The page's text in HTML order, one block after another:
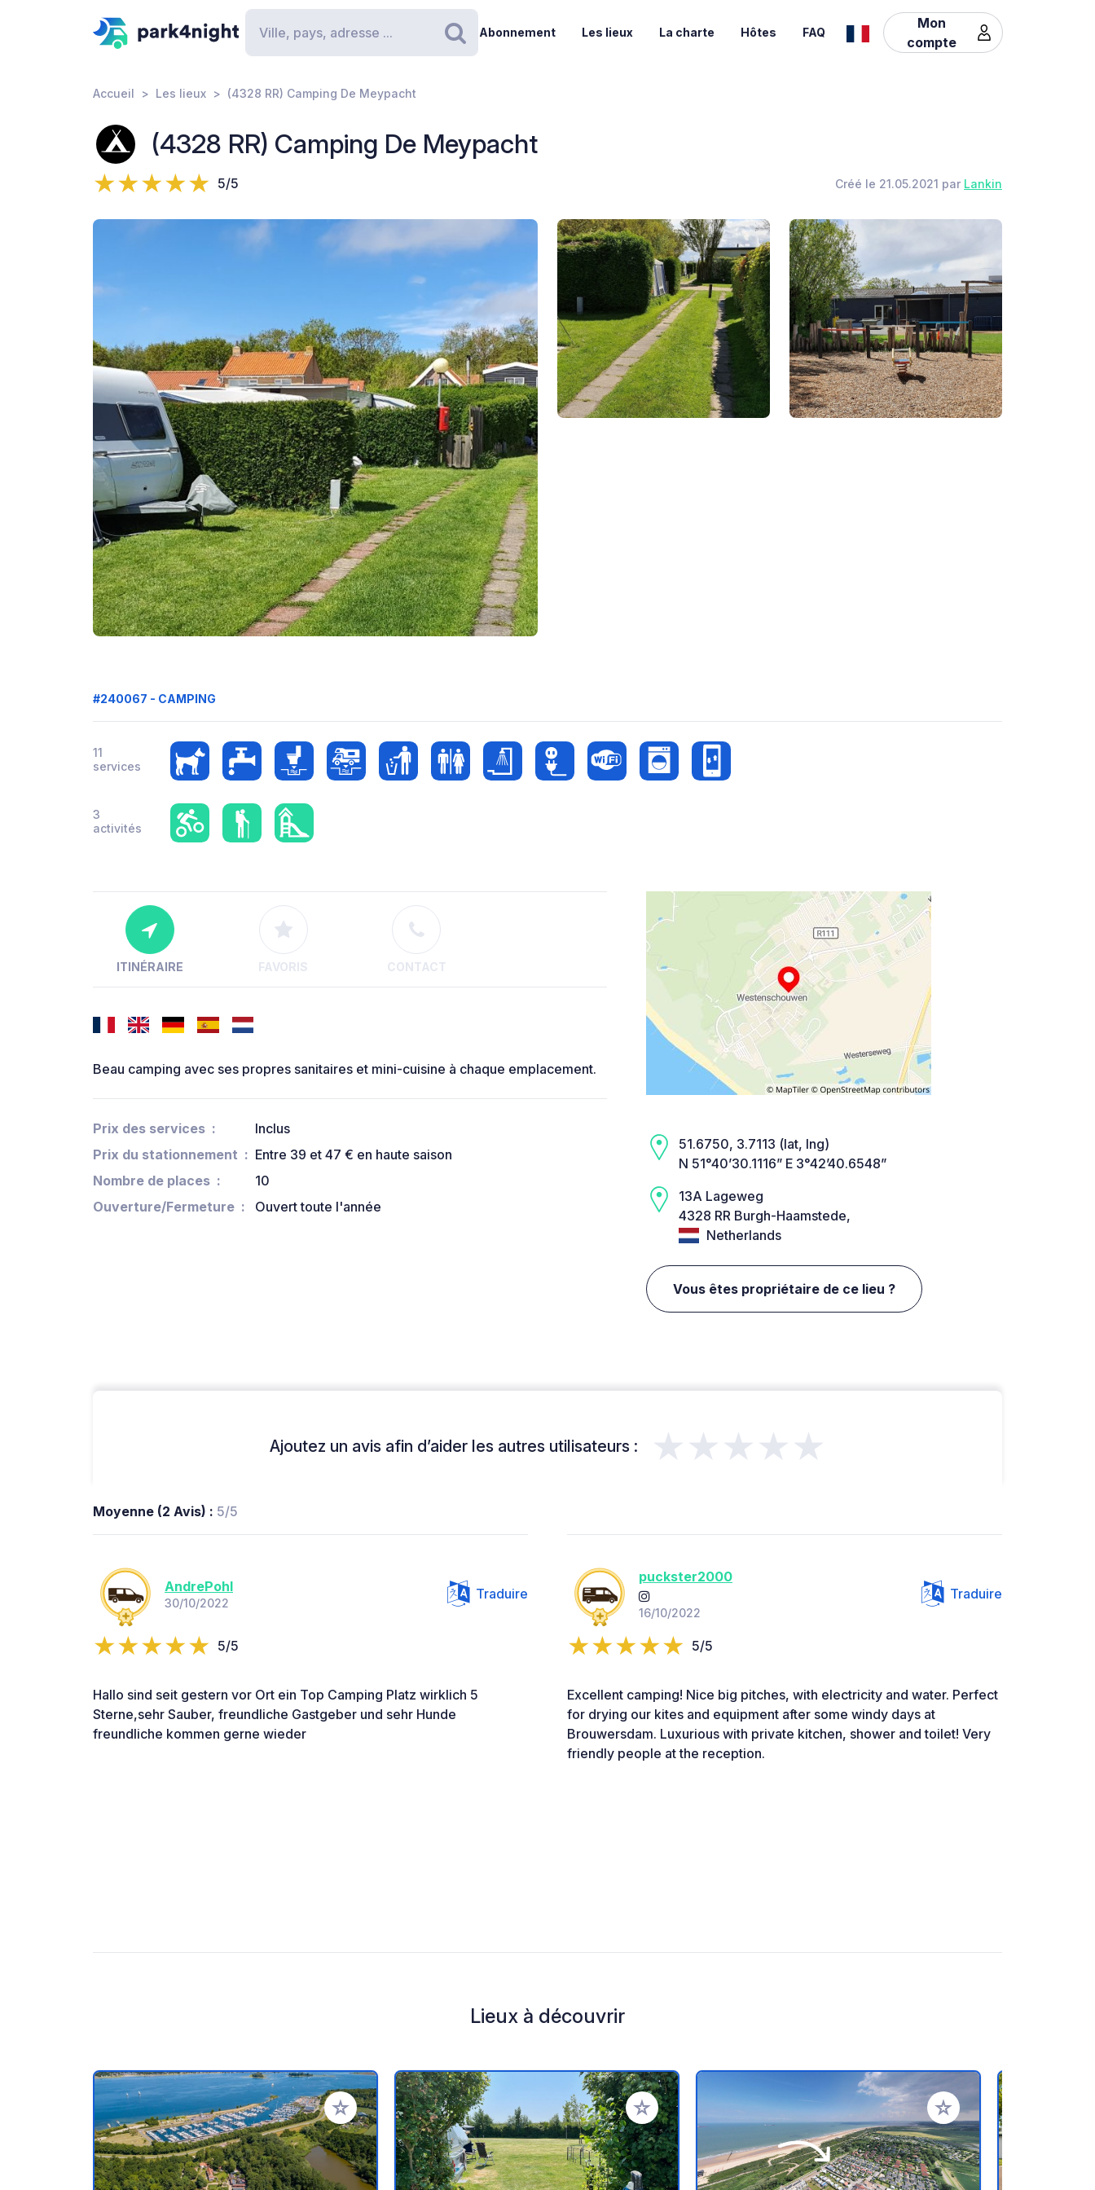
Rechercher
Abonnement Les lieux La charte Hôtes FAQ
Mon
compte
Accueil Les lieux (4328 RR) Camping De Meypacht
(4328 RR) Camping De Meypacht
5/5 Créé le 21.05.2021 par Lankin
#240067 - CAMPING
11
services
3
activités
ITINÉRAIRE FAVORIS CONTACT
Beau camping avec ses propres sanitaires et mini-cuisine à chaque emplacement.
Prix des services
Inclus
Prix du stationnement
Entre 39 et 47 € en haute saison
Nombre de places
10
Ouverture/Fermeture
Ouvert toute l'année
51.6750, 3.7113 (lat, lng)
N 51°40’30.1116” E 3°42’40.6548”
13A Lageweg
4328 RR Burgh-Haamstede,
Netherlands
Vous êtes propriétaire de ce lieu ?
Ajoutez un avis afin d’aider les autres utilisateurs : ★★★★★
Moyenne (2 Avis) : 5/5
AndrePohl
30/10/2022
Traduire
5/5
Hallo sind seit gestern vor Ort ein Top Camping Platz wirklich 5
Sterne,sehr Sauber, freundliche Gastgeber und sehr Hunde
freundliche kommen gerne wieder
puckster2000
16/10/2022
Traduire
5/5
Excellent camping! Nice big pitches, with electricity and water. Perfect
for drying our kites and equipment after some windy days at
Brouwersdam. Luxurious with private kitchen, shower and toilet! Very
friendly people at the reception.
Lieux à découvrir
Ajouter à vos favoris Ajouter à vos favoris Ajouter à vos favoris